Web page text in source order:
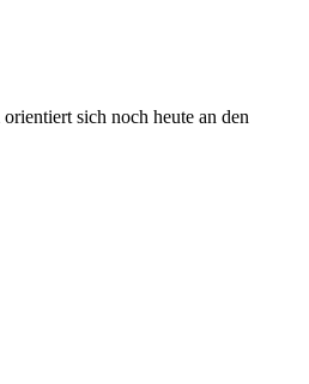
sich noch heute an den